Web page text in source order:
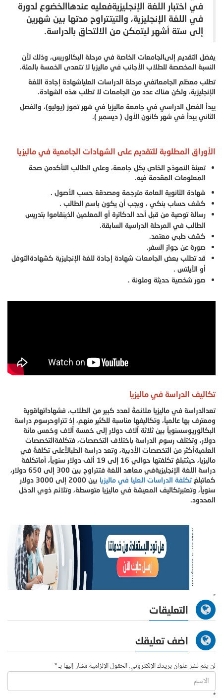
في اختبار اللغة الإنجليزيةفعليه عندهاالخضوع لدورة
في اللغة الإنجليزية، والتيتتراوح مدتها بين شهرين
إلى ستة أشهر ليتمكن من الالتحاق بالدراسة.
يفضل التقديم إلىالجامعات الخاصة في مرحلة البكالوريس، وذلك لأن
النسبة المخصصة للطلاب الأجانب في ماليزيا لا تتعدى الخمسة بالمئة.
تطلب معظم الجامعاتفي مرحلة الدراسات العلياشهادة إجادة اللغة
الإنجليزية، ولكن هناك عدد من الجامعات لا تطلب هذه الشهادة.
يبدأ الفصل الدراسي في جامعة ماليزيا في شهر تموز (يوليو)، والفصل
الثاني يبدأ في شهر كانون الأول ( ديسمبر ).
الأوراق المطلوبة للتقديم على الشهادات الجامعية في ماليزيا
تعبئة النموذج الخاص بكل جامعة، وعلى الطالب التأكدمن صحة
المعلومات المقدمة فيه.
شهادة الثانوية العامة مترجمة ومصدقة حسب الأصول .
كشف حساب بنكي ، ويجب أن يكون باسم الطالب .
رسالة توصية من قبل أحد الدكاترة أو المعلمين الذينقاموا بتدريس
الطالب في المرحلة الدراسية السابقة.
كشف طبي معتمد.
صورة عن جواز السفر.
قد تطلب بعض الجامعات شهادة إجادة للغة الإنجليزية كشهادةالتوفل
أو الأيلتس .
صور شخصية حديثة وملونة .
تكاليف الدراسة في ماليزيا
تعدالدراسة في ماليزيا ملائمةً لعدد كبير من الطلاب، فشهاداتهاقوية
ومعترف بها عالمياً، وتكاليفها مناسبة للكثير منهم، إذ تتراوحرسوم دراسة
البكالوريوسسنوياً بين ثلاثة آلاف دولار إلى خمسة آلاف وخمس مائة
دولار، وتختلف رسوم الدراسة باختلاف التخصصات، فتكلفةالتخصصات
العلميةأكثر من التخصصات الأدبية، وتعد دراسة الطبالأعلى تكلفةً في
ماليزيا، حيثتبلغ تكلفتها حوالي 16 إلى 19 ألف دولار سنوياً، أما
تكلفة
دراسة اللغة الإنجليزيةفي معاهد اللغة فتتراوح بين 300 إلى 650 دولار،
كماتبلغتكلفة الدراسات العليا في ماليزيا
بين 2000 إلى 3000 دولار
سنوياً، وتعتبرتكاليف المعيشة في ماليزيا متوسطة، وتلائم ذوي الدخل
المحدود.
التعليقات
اضف تعليقك
لن يتم نشر عنوان بريدك الإلكتروني. الحقول الإلزامية مشار إليها بـ *